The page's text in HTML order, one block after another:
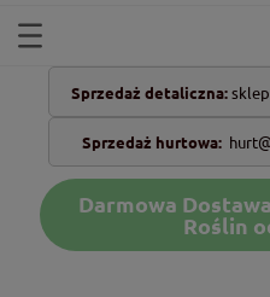
Sprzedaż detaliczna:
Sprzedaż hurtowa:
Darmowa
Roślin